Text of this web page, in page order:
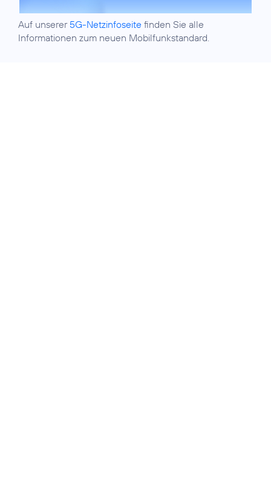
Auf unserer 5G-Netzinfoseite finden Sie alle
Informationen zum neuen Mobilfunkstandard.